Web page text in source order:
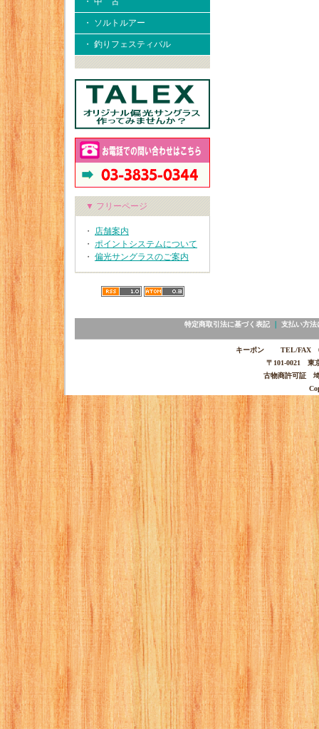
・ ソルトルアー
・ 釣りフェスティバル
▼ フリーページ
・ 店舗案内
・ ポイントシステムについて
・ 偏光サングラスのご案内
特定商取引法に基づく表記｜ 支払い方法
キーポン TEL/FAX
〒101-0021 東
古物商許可証